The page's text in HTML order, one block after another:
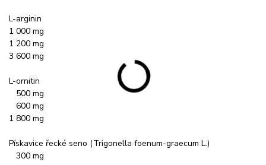
L-arginin
1 000 mg
1 200 mg
3 600 mg
L-ornitin
500 mg
600 mg
1 800 mg
Pískavice řecké seno (Trigonella foenum-graecum L.)
300 mg